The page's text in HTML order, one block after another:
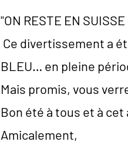
"ON RESTE EN
Ce divertissement a
BLEU… en pleine
Mais promis, vous
Bon été à tous et à
Amicalement,